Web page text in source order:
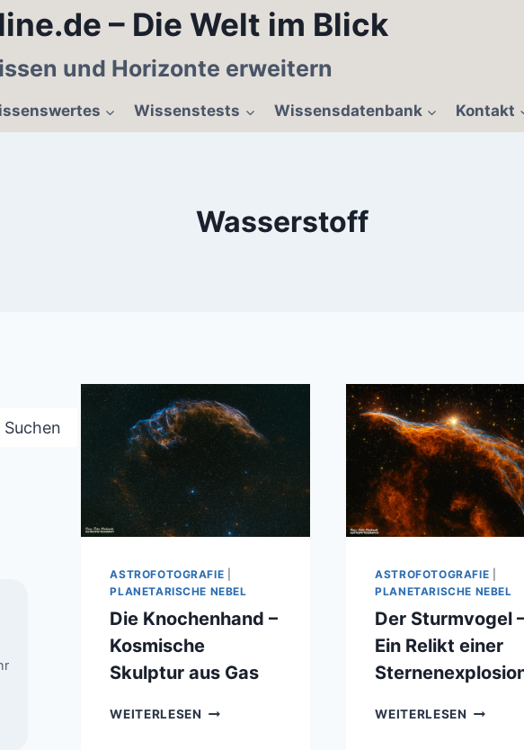
– Die Welt im Blick
und Horizonte erweitern
Wissenstests Wissensdatenbank Kontakt
Wasserstoff
ASTROFOTOGRAFIE
PLANETARISCHE NEBEL
Die Knochenhand –
Kosmische
Skulptur aus Gas
WEITERLESEN DIE
ASTROFOTOGRAFIE
PLANETARISCHE NEBEL
Der Sturmvogel
Ein Relikt einer
WEITERLESEN DER
Suchen